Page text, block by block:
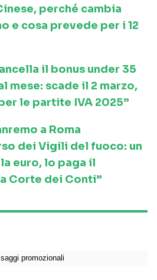
perché cambia
e cosa prevede per i 12
il bonus under 35
mese: scade il 2 marzo,
le partite IVA 2025”
a Roma
dei Vigili del fuoco: un
euro, lo paga il
Corte dei Conti”